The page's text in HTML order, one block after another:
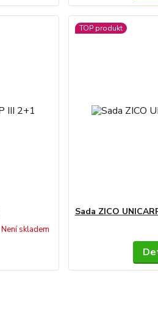
Není skladem
TOP produkt
Sada ZICO